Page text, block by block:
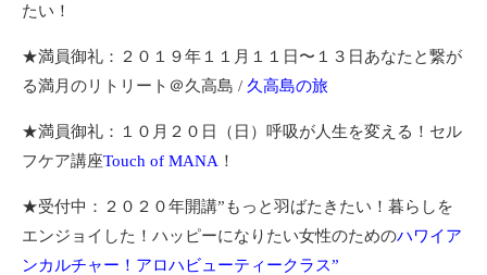
たい！
★満員御礼：２０１９年１１月１１日〜１３日あなたと繋が
る満月のリトリート＠久高島 / 久高島の旅
★満員御礼：１０月２０日（日）呼吸が人生を変える！セル
フケア講座Touch of MANA ！
★受付中：２０２０年開講”もっと羽ばたきたい！暮らしを
エンジョイした！ハッピーになりたい女性のためのハワイア
ンカルチャー！アロハビューティークラス”